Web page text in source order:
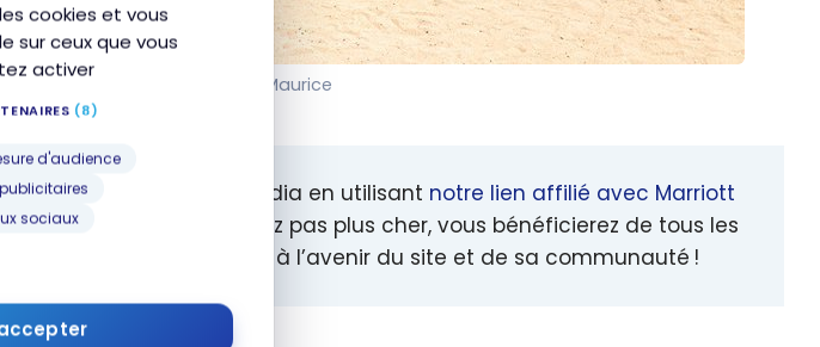
cookies et vous
sur ceux que vous
activer
(8)
d'audience
sociaux
Le Méridien Ile Maurice
pouvez soutenir milesopedia en utilisant notre lien affilié avec Marriott
hôtels ! Vous ne paierez pas plus cher, vous bénéficierez de tous les
et vous contribuerez à l’avenir du site et de sa communauté !